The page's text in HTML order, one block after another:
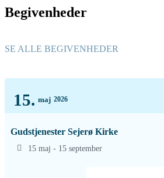
Begivenheder
SE ALLE BEGIVENHEDER
15. maj 2026
Gudstjenester Sejerø Kirke
15 maj - 15 september